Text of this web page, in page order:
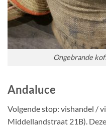
Ongebrande
Andaluce
Volgende stop: vishandel /
Middellandstraat 21B).